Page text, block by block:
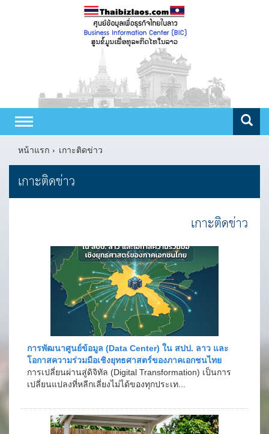
Toggle
navigation
หน้าแรก
เกาะติดข่าว
เกาะติดข่าว
เกาะติดข่าว
การพัฒนาศูนย์ข้อมูล (Data Center) ใน สปป. ลาว และ
โอกาสความร่วมมือเชิงยุทธศาสตร์ของภาคเอกชนไทย
การเปลี่ยนผ่านสู่ดิจิทัล (Digital Transformation) เป็นการ
เปลี่ยนแปลงที่หลีกเลี่ยงไม่ได้ของทุกประเท...